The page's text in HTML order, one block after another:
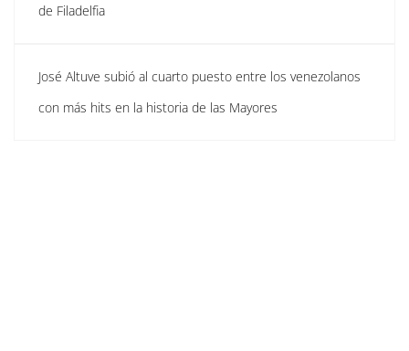
de Filadelfia
José Altuve subió al cuarto puesto entre los venezolanos
con más hits en la historia de las Mayores